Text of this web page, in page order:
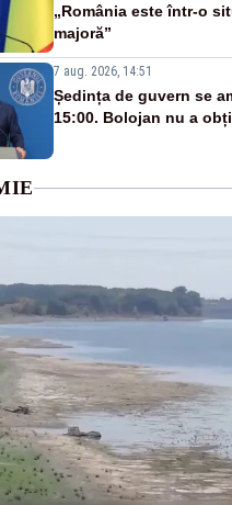
„România este într-o
majoră”
7 aug. 2026, 14:51
Ședința de guvern se
15:00. Bolojan nu a